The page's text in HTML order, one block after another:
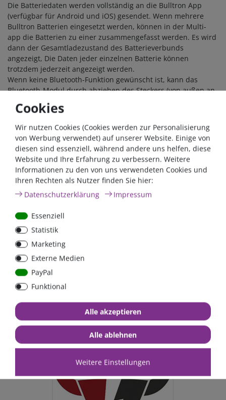
Die Batteriedaten werden vollständig an die Bulltron App
(verfügbar für Android und iOS) gesendet. Wenn mehrere
Bulltron Batterien eingesetzt werden, können in der Multi-
app die Batterien zu einer zusammengefasst werden. Es wird
dann der Gesamtladezustand des Batterieverbunds
angezeigt, Die Daten jeder einzelnen Batterie können
trotzdem jederzeit angezeigt werden.
Wenn keine Bluetooth-Funktion gewünscht ist, kann das
Bluetooth-Modul durch abziehen des Steckers (von außen an
der Batterie zugänglich) deaktiviert werden.
oder Play Store)
Per Bluetooth werden folgende Informationen aus der
Batterie an ihr Smartphone / Tablet übermittelt:
Ladezustand in % / Restkapazität in Ah *
Batteriespannung Gesamt
Zellspannung
Ladung / Entladung in A und W
Zeit bis voll / leer
Zustand Heizung (an oder Aus)
Ladezyklen
* Bei den Angaben zum Ladezustand in % und Restkapazität
in Ah handelt es sich um rechnerisch vom BMS ermittelte
Werte, diese stellen lediglich einen Trend dar. Wenn eine
exakte Kapazitäts- / Ladezustandsanzeige erforderlich ist,
muss ein externer SmartShunt oder Batteriemonitor direkt
nach der Batterie in die Minusleitung integriert werden.
Cookies
Wir nutzen Cookies (Cookies werden zur Personalisierung
von Werbung verwendet) auf unserer Website. Einige von
diesen sind essenziell, während andere uns helfen, diese
Website und Ihre Erfahrung zu verbessern. Weitere
Informationen zu den von uns verwendeten Cookies und
Ihren Rechten als Nutzer finden Sie hier:
Daten­schutz­erklärung
Impressum
Essenziell
Statistik
Marketing
Externe Medien
PayPal
Funktional
Weitere Einstellungen
Alle akzeptieren
Alle ablehnen